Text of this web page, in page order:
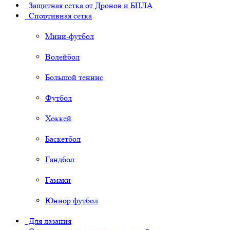
Защитная сетка от Дронов и БПЛА
Спортивная сетка
Мини-футбол
Волейбол
Большой теннис
Футбол
Хоккей
Баскетбол
Гандбол
Гамаки
Юниор футбол
Для лазания